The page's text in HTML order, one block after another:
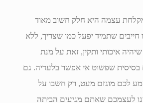
עצמה היא חלק חשוב מאוד
שתמיד יפעל כמו שצריך, ללא
איכותי ותקין, זאת על מנת
בסיסית שפשוט אי אפשר בלעדיה. גם
לכם מוגזם מעט, רק חשבו על
לעצמכם שאתם מגיעים הביתה